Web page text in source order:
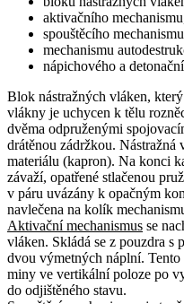
aktivačního
spouštěcího
mechanismu
nápichového a
Blok nástražných vláken,
vlákny je uchycen k tělu
dvěma odpruženými
drátěnou zádržkou. Nástražná
materiálu (kapron). Na konci
závaží, opatřené stlačenou
v páru uvázány k opačným
navlečena na kolík
Aktivační mechanismus se
vláken. Skládá se z pouzdra s
dvou výmetných náplní. Tento
miny ve vertikální poloze po
do odjištěného stavu.